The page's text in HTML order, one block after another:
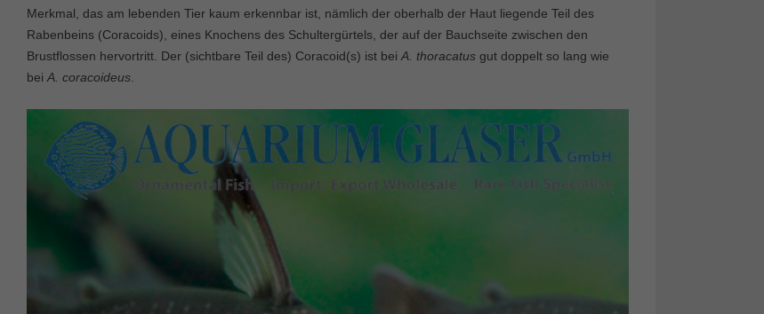
Merkmal, das am lebenden Tier kaum erkennbar ist, nämlich der oberhalb der Haut liegende Teil des
Rabenbeins (Coracoids), eines Knochens des Schultergürtels, der auf der Bauchseite zwischen den
Brustflossen hervortritt. Der (sichtbare Teil des) Coracoid(s) ist bei A. thoracatus gut doppelt so lang wie
bei A. coracoideus